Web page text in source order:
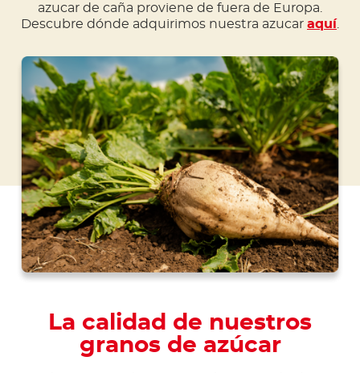
azucar de caña proviene de fuera de Europa.
Descubre dónde adquirimos nuestra azucar aquí.
La calidad de nuestros
granos de azúcar